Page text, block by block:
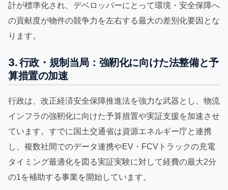
計が標準化され、デベロッパーにとって環境・安全保障へ
の貢献度が物件の競争力を左右する最大の差別化要因とな
ります。
3. 行政・規制当局：強靭化に向けた法整備と予
算措置の加速
行政は、改正経済安全保障推進法を強力な武器とし、物流
インフラの強靭化に向けた予算措置や実証支援を加速させ
ています。すでに国土交通省は資源エネルギー庁と連携
し、複数社間でのデータ連携やEV・FCVトラックの充電
タイミング最適化を図る実証実験に対して経費の最大2分
の1を補助する事業を開始しています。